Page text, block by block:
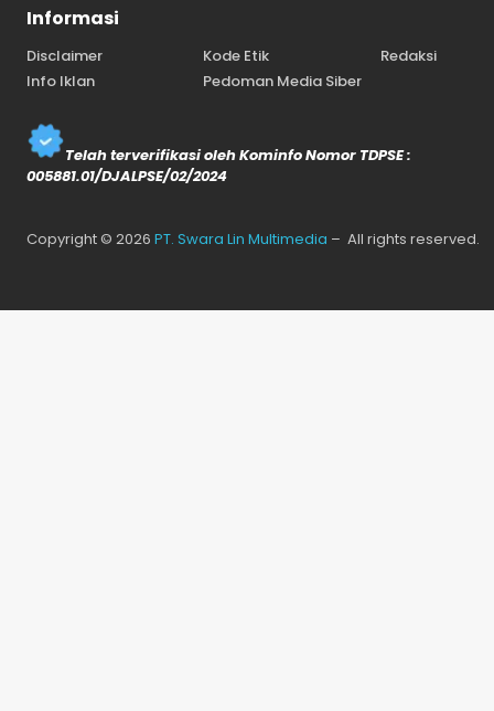
Informasi
Disclaimer Kode Etik
Redaksi
Info Iklan
Pedoman Media Siber
Telah terverifikasi oleh Kominfo Nomor TDPSE :
005881.01/DJALPSE/02/2024
Copyright © 2026 PT. Swara Lin Multimedia – All rights reserved.